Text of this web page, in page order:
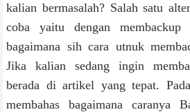
kalian bermasalah? Salah satu
coba yaitu dengan
bagaimana sih cara utnuk
Jika kalian sedang ingin
berada di artikel yang tepat.
membahas bagaimana caranya